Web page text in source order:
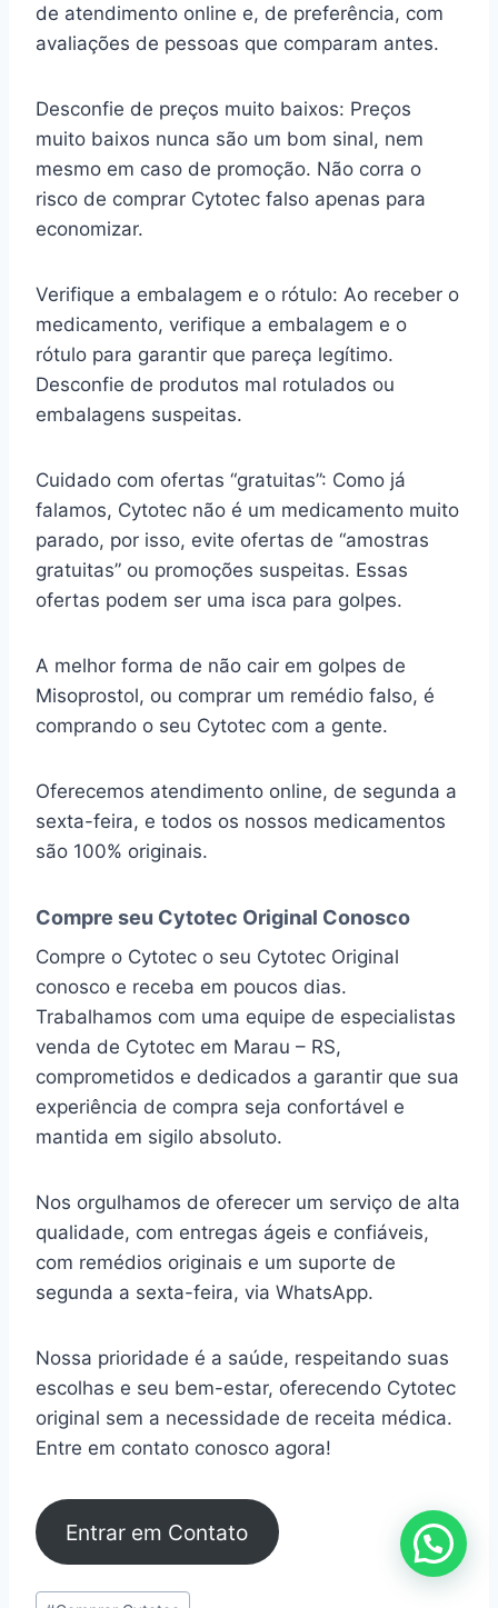
de atendimento online e, de preferência, com
avaliações de pessoas que comparam antes.
Desconfie de preços muito baixos: Preços
muito baixos nunca são um bom sinal, nem
mesmo em caso de promoção. Não corra o
risco de comprar Cytotec falso apenas para
economizar.
Verifique a embalagem e o rótulo: Ao receber o
medicamento, verifique a embalagem e o
rótulo para garantir que pareça legítimo.
Desconfie de produtos mal rotulados ou
embalagens suspeitas.
Cuidado com ofertas “gratuitas”: Como já
falamos, Cytotec não é um medicamento muito
parado, por isso, evite ofertas de “amostras
gratuitas” ou promoções suspeitas. Essas
ofertas podem ser uma isca para golpes.
A melhor forma de não cair em golpes de
Misoprostol, ou comprar um remédio falso, é
comprando o seu Cytotec com a gente.
Oferecemos atendimento online, de segunda a
sexta-feira, e todos os nossos medicamentos
são 100% originais.
Compre seu Cytotec Original Conosco
Compre o Cytotec o seu Cytotec Original
conosco e receba em poucos dias.
Trabalhamos com uma equipe de especialistas
venda de Cytotec em Marau – RS,
comprometidos e dedicados a garantir que sua
experiência de compra seja confortável e
mantida em sigilo absoluto.
Nos orgulhamos de oferecer um serviço de alta
qualidade, com entregas ágeis e confiáveis,
com remédios originais e um suporte de
segunda a sexta-feira, via WhatsApp.
Nossa prioridade é a saúde, respeitando suas
escolhas e seu bem-estar, oferecendo Cytotec
original sem a necessidade de receita médica.
Entre em contato conosco agora!
Entrar em Contato
Tags